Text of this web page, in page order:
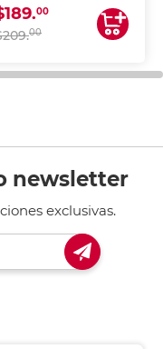
00
00
newsletter
exclusivas.